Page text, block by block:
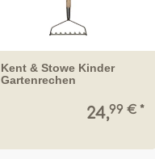
Kent & Stowe Kinder
Gartenrechen
24,99 € *